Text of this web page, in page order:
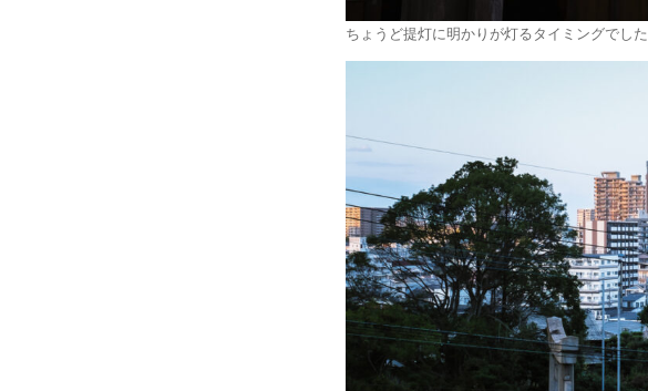
ちょうど提灯に明かりが灯るタイミングでした